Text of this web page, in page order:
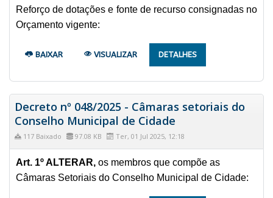
Reforço de dotações e fonte de recurso consignadas no
Orçamento vigente:
BAIXAR VISUALIZAR DETALHES
Decreto nº 048/2025 - Câmaras setoriais do
Conselho Municipal de Cidade
117 Baixado 97.08 KB Ter, 01 Jul 2025, 12:18
Art. 1º ALTERAR, os membros que compõe as
Câmaras Setoriais do Conselho Municipal de Cidade: